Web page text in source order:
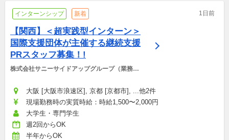
インターンシップ 新着 1日前
【関西】＜超実践型インターン＞
国際支援団体が主催する継続支援
PRスタッフ募集！!
株式会社サニーサイドアップグループ（業務運
大阪 [大阪市浪速区], 京都 [京都市], ...他2件
現場勤務時の実質時給：時給1,500〜2,000円
大学生・専門学生
週2回からOK
半年からOK